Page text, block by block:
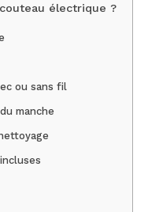
électrique ?
ou sans fil
manche